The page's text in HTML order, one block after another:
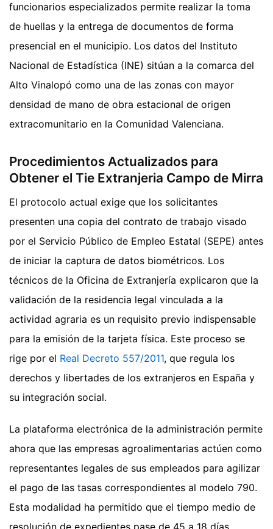
funcionarios especializados permite realizar la toma
de huellas y la entrega de documentos de forma
presencial en el municipio. Los datos del Instituto
Nacional de Estadística (INE) sitúan a la comarca del
Alto Vinalopó como una de las zonas con mayor
densidad de mano de obra estacional de origen
extracomunitario en la Comunidad Valenciana.
Procedimientos Actualizados para
Obtener el Tie Extranjeria Campo de Mirra
El protocolo actual exige que los solicitantes
presenten una copia del contrato de trabajo visado
por el Servicio Público de Empleo Estatal (SEPE) antes
de iniciar la captura de datos biométricos. Los
técnicos de la Oficina de Extranjería explicaron que la
validación de la residencia legal vinculada a la
actividad agraria es un requisito previo indispensable
para la emisión de la tarjeta física. Este proceso se
rige por el Real Decreto 557/2011, que regula los
derechos y libertades de los extranjeros en España y
su integración social.
La plataforma electrónica de la administración permite
ahora que las empresas agroalimentarias actúen como
representantes legales de sus empleados para agilizar
el pago de las tasas correspondientes al modelo 790.
Esta modalidad ha permitido que el tiempo medio de
resolución de expedientes pase de 45 a 18 días